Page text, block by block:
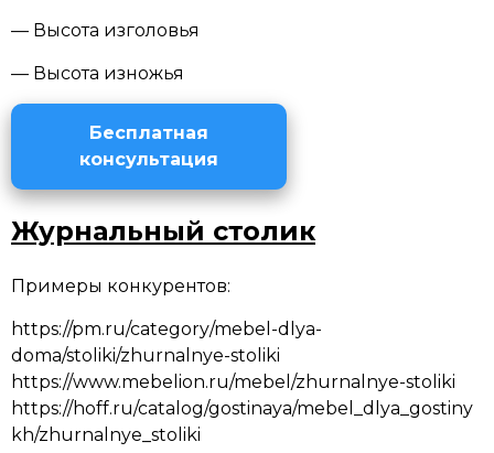
— Высота изголовья
— Высота изножья
Бесплатная
консультация
Журнальный столик
Примеры конкурентов:
https://pm.ru/category/mebel-dlya-
doma/stoliki/zhurnalnye-stoliki
https://www.mebelion.ru/mebel/zhurnalnye-stoliki
https://hoff.ru/catalog/gostinaya/mebel_dlya_gostiny
kh/zhurnalnye_stoliki